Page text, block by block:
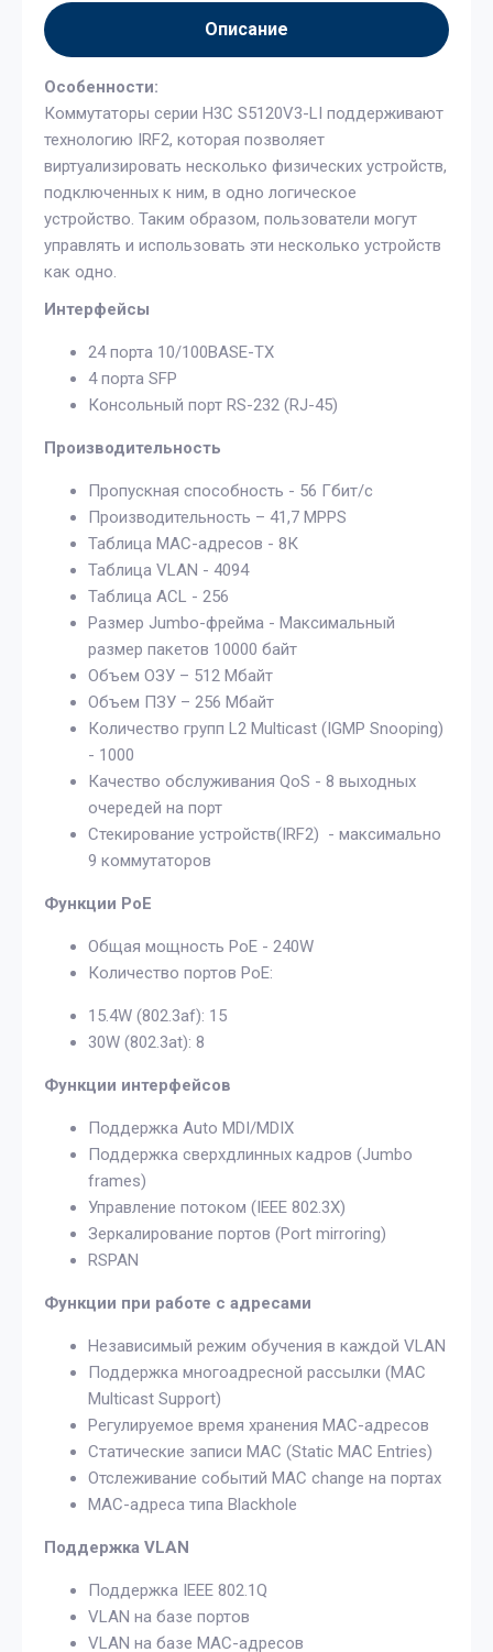
Описание
Особенности:
Коммутаторы серии H3C S5120V3-LI поддерживают
технологию IRF2, которая позволяет
виртуализировать несколько физических устройств,
подключенных к ним, в одно логическое
устройство. Таким образом, пользователи могут
управлять и использовать эти несколько устройств
как одно.
Интерфейсы
24 порта 10/100BASE-TX
4 порта SFP
Консольный порт RS-232 (RJ-45)
Производительность
Пропускная способность - 56 Гбит/с
Производительность – 41,7 MPPS
Таблица MAC-адресов - 8К
Таблица VLAN - 4094
Таблица ACL - 256
Размер Jumbo-фрейма - Максимальный
размер пакетов 10000 байт
Объем ОЗУ – 512 Мбайт
Объем ПЗУ – 256 Мбайт
Количество групп L2 Multicast (IGMP Snooping)
- 1000
Качество обслуживания QoS - 8 выходных
очередей на порт
Стекирование устройств(IRF2) - максимально
9 коммутаторов
Функции PoE
Общая мощность PoE - 240W
Количество портов PoE:
15.4W (802.3af): 15
30W (802.3at): 8
Функции интерфейсов
Поддержка Auto MDI/MDIX
Поддержка сверхдлинных кадров (Jumbo
frames)
Управление потоком (IEEE 802.3X)
Зеркалирование портов (Port mirroring)
RSPAN
Функции при работе с адресами
Независимый режим обучения в каждой VLAN
Поддержка многоадресной рассылки (MAC
Multicast Support)
Регулируемое время хранения MAC-адресов
Статические записи MAC (Static MAC Entries)
Отслеживание событий MAC change на портах
MAC-адреса типа Blackhole
Поддержка VLAN
Поддержка IEEE 802.1Q
VLAN на базе портов
VLAN на базе MAC-адресов